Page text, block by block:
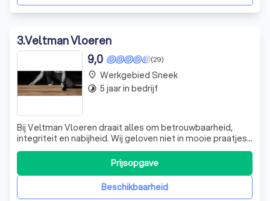
3.Veltman Vloeren
(29)
9,0
Bij Veltman Vloeren draait alles om betrouwbaarheid,
integriteit en nabijheid. Wij geloven niet in mooie praatjes
of gedoe, maar in eerlijke, heldere offertes zonder
onverwachte kosten achteraf. Onze producten zijn van
hoge kwaliteit en afkomstig van gerenommeerde merken.
Bovendien bieden wij een uiBeschikbaarheid
Prijsopgave
place Werkgebied Sneek
timelapse 5 jaar in bedrijf